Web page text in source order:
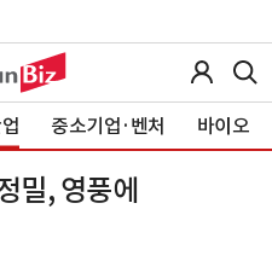
중소기업·벤처 바이오
밀, 영풍에